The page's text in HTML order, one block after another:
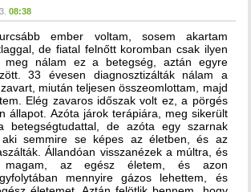
08:38
ember voltam, sosem akartam
de fiatal felnőtt koromban csak ilyen
meg nálam ez a betegség, aztán egyre
33 évesen diagnosztizálták nálam a
miután teljesen összeomlottam, majd
Elég zavaros időszak volt ez, a pörgés
állapot. Azóta járok terápiára, meg sikerült
betegségtudattal, de azóta egy szarnak
aki semmire se képes az életben, és az
Állandóan visszanézek a múltra, és
magam, az egész életem, és azon
mennyire gázos lehettem, és